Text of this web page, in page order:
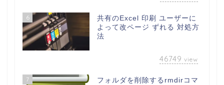
6
共有のExcel 印刷 ユーザーに
よって改ページ ずれる 対処方
法
46749 view
7
フォルダを削除するrmdirコマ